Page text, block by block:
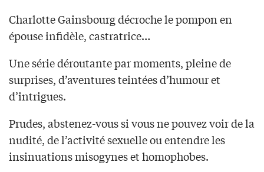
Charlotte Gainsbourg décroche le pompon en
épouse infidèle, castratrice…
Une série déroutante par moments, pleine de
surprises, d’aventures teintées d’humour et
d’intrigues.
Prudes, abstenez-vous si vous ne pouvez voir de la
nudité, de l’activité sexuelle ou entendre les
insinuations misogynes et homophobes.